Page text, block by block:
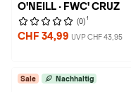
O'NEILL · FWC' CRUZ
(0) 1
CHF 34,99 UVP CHF 43,95
Sale Nachhaltig